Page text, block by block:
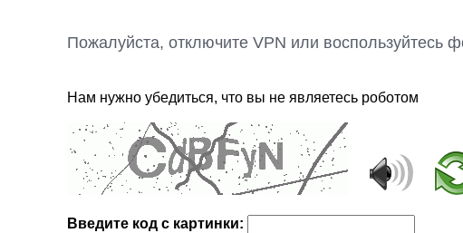
Пожалуйста, отключите VPN или воспользуйтесь
Нам нужно убедиться, что вы не являетесь роботом
Введите код с картинки: